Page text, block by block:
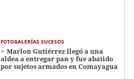
FOTOGALERÍAS SUCESOS
Marlon Gutiérrez llegó a una
aldea a entregar pan y fue abatido
por sujetos armados en Comayagua